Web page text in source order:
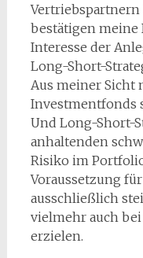
Vertriebspartnern
bestätigen meine
Interesse der
Long-Short-
Aus meiner Sicht
Investmentfonds
Und Long-Short-
anhaltenden
Risiko im
Voraussetzung
ausschließlich
vielmehr auch
erzielen.